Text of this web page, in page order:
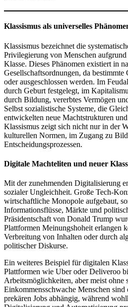
Klassismus als universelles
Klassismus bezeichnet die
Privilegierung von Menschen
Klasse. Dieses Phänomen existiert in
Gesellschaftsordnungen, da
oder ausgeschlossen werden. Im
durch Geburt festgelegt, im
durch Bildung, vererbtes Vermögen
Selbst sozialistische Systeme, die
entwickelten neue Machtstrukturen
Klassismus zeigt sich nicht nur in der
kulturellen Normen, im Zugang zu
Entscheidungsprozessen.
Digitale Machteliten und neuer
Mit der zunehmenden Digitalisierung
sozialer Ungleichheit. Große Tech-
wirtschaftliche Monopole aufgebaut,
Informationsflüsse, Märkte und
Präsidentschaft von Donald Trump
Plattformen Meinungshoheit erlangen
Verbreitung von Inhalten oder durch
politischer Diskurse.
Ein weiteres Beispiel für digitalen
Plattformen wie Uber oder Deliveroo
Arbeitsmöglichkeiten, aber meist ohne
Einkommensschwache Menschen sind
prekären Jobs abhängig, während